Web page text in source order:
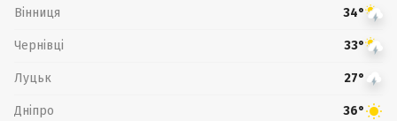
Вінниця 34°
Чернівці 33°
Луцьк 27°
Дніпро 36°